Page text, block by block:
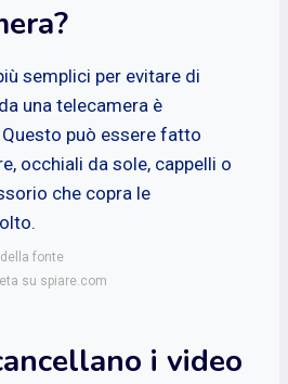
semplici per evitare di
una telecamera è
può essere fatto
occhiali da sole, cappelli o
che copra le
fonte
su spiare.com
i video